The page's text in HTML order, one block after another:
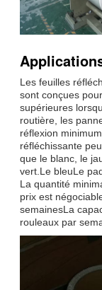
Les feuilles
sont conçues
supérieures
routière, les
réflexion
réfléchissante
que le blanc, le
vert.Le bleuLe
La quantité
prix est
semainesLa
rouleaux par